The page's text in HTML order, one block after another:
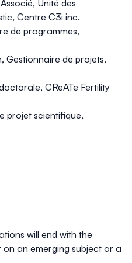
Unité des
Centre C3i inc.
de programmes,
, Gestionnaire de projets,
CReATe Fertility
projet scientifique,
will end with the
an emerging subject or a